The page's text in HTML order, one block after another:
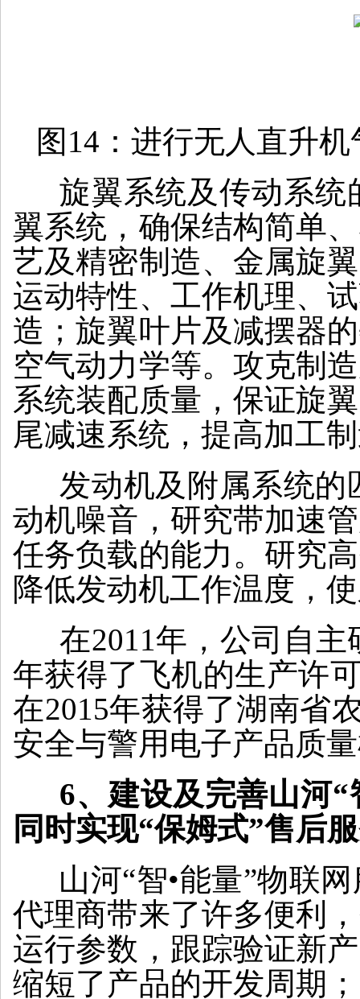
图14：进行无人直升
旋翼系统及传动系统
翼系统，确保结构简单
艺及精密制造、金属旋
运动特性、工作机理、
造；旋翼叶片及减摆器
空气动力学等。攻克制
系统装配质量，保证旋
尾减速系统，提高加工
发动机及附属系统的
动机噪音，研究带加速
任务负载的能力。研究
降低发动机工作温度，
在2011年，公司自主
年获得了飞机的生产许
在2015年获得了湖南省
安全与警用电子产品质
6、建设及完善山河
同时实现“保姆式”售后
山河“智•能量”物联
代理商带来了许多便利
运行参数，跟踪验证新
缩短了产品的开发周期